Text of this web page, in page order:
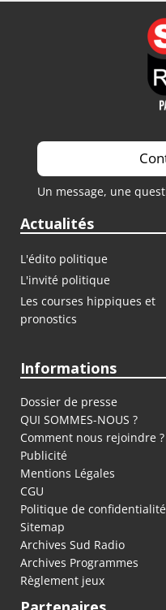
Un message, une
Actualités
L'édito politique
L'invité politique
Les courses hippiques et
pronostics
Informations
Dossier de presse
QUI SOMMES-NOUS ?
Comment nous rejoindre ?
Publicité
Mentions Légales
CGU
Politique de confidentialité
Sitemap
Archives Sud Radio
Archives Programmes
Règlement jeux